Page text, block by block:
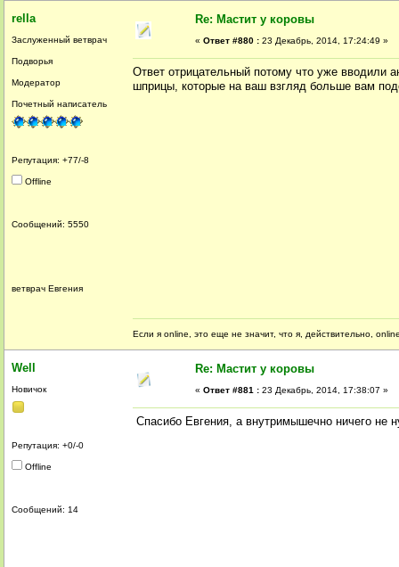
rella
Заслуженный ветврач
Подворья
Модератор
Почетный написатель
Репутация: +77/-8
Offline
Сообщений: 5550
ветврач Евгения
Re: Мастит у коровы
« Ответ #880 : 23 Декабрь, 2014, 17:24:49 »
Ответ отрицательный потому что уже вводили
шприцы, которые на ваш взгляд больше вам
Если я online, это еще не значит, что я, действительно,
Well
Новичок
Репутация: +0/-0
Offline
Сообщений: 14
Re: Мастит у коровы
« Ответ #881 : 23 Декабрь, 2014, 17:38:07 »
Спасибо Евгения, а внутримышечно ничего не